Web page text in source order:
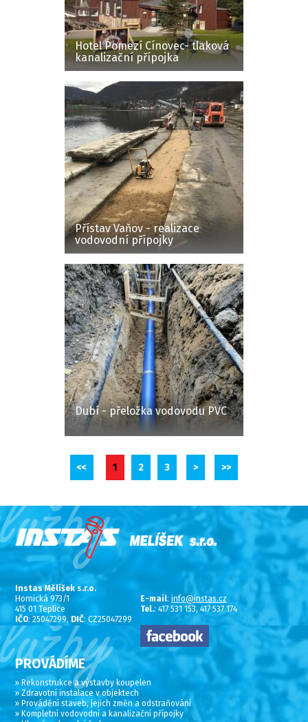
Hotel Pomezí Cínovec- tlaková
kanalizační přípojka
Přístav Vaňov - realizace
vodovodní přípojky
Dubí - přeložka vodovodu PVC
<< 1 2 3 > >>
Instas Mělíšek s.r.o.
Hornická 973/1
415 01 Teplice
IČO: 25047299, DIČ: CZ25047299
E-mail: info@instas.cz
Tel.: 417 531 153, 417 537 174
PROVÁDÍME
» Rekonstrukce a výstavby koupelen
» Zdravotní instalace v objektech
» Provádění staveb, jejich změn a odstraňování
» Kompletní vodovodní a kanalizační přípojky